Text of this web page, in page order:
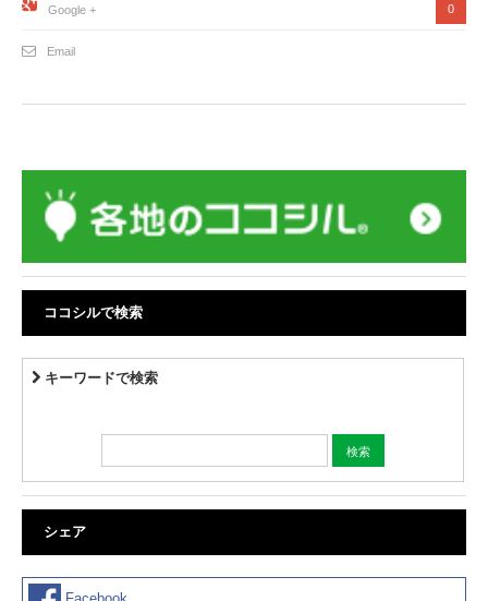
Google + 0
Email
ココシルで検索
キーワードで検索
シェア